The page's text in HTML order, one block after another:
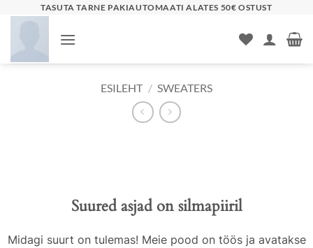
TASUTA TARNE PAKIAUTOMAATI ALATES 50€ OSTUST
ESILEHT / SWEATERS
Suured asjad on silmapiiril
Midagi suurt on tulemas! Meie pood on töös ja avatakse